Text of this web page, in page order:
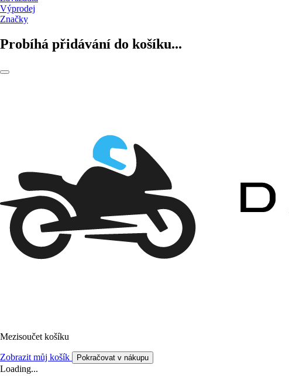
Výprodej
Značky
Probíhá přidávání do košíku...
Mezisoučet košíku
Zobrazit můj košík Pokračovat v nákupu
Loading...